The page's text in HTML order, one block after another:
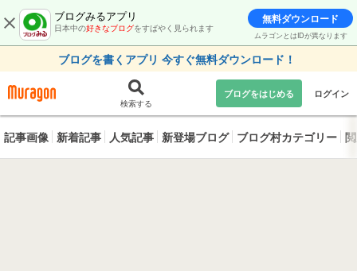
ブログみるアプリ
日本中の好きなブログをすばやく見られます
無料ダウンロード
ムラゴンとはIDが異なります
ブログを書くアプリ 今すぐ無料ダウンロード！
検索する
ブログをはじめる ログイン
記事画像 新着記事 人気記事 新登場ブログ ブログ村カテゴリー